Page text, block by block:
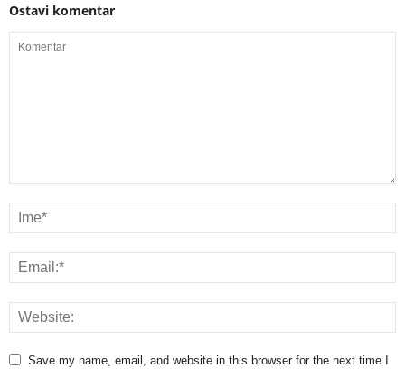
Ostavi komentar
Save my name, email, and website in this browser for the next time I